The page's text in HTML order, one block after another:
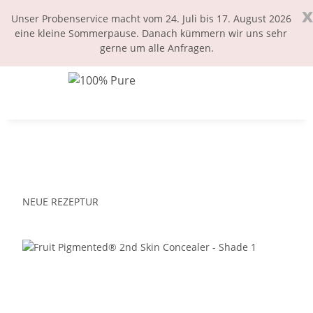
x
Unser Probenservice macht vom 24. Juli bis 17. August 2026
eine kleine Sommerpause. Danach kümmern wir uns sehr
gerne um alle Anfragen.
NEUE REZEPTUR